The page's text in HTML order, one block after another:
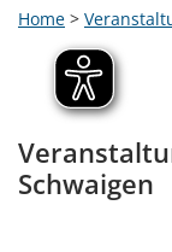
Home >
Schwaigen